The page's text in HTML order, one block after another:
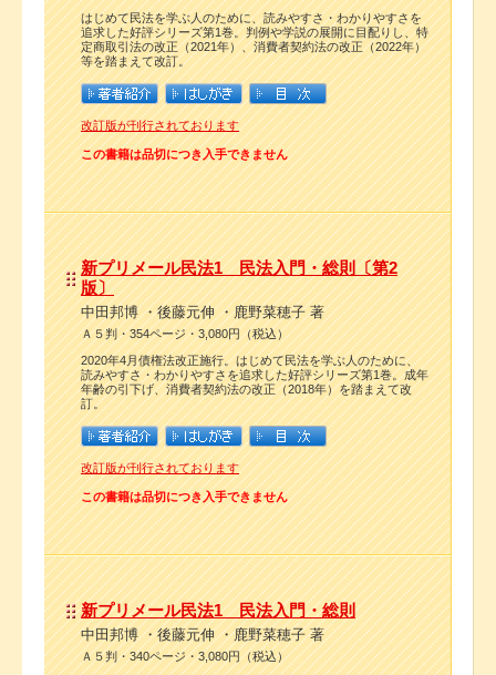
はじめて民法を学ぶ人のために、読みやすさ・わかりやすさを
追求した好評シリーズ第1巻。判例や学説の展開に目配りし、特
定商取引法の改正（2021年）、消費者契約法の改正（2022年）
等を踏まえて改訂。
改訂版が刊行されております
この書籍は品切につき入手できません
新プリメール民法1 民法入門・総則〔第2
版〕
中田邦博 ・後藤元伸 ・鹿野菜穂子 著
Ａ５判・354ページ・3,080円（税込）
2020年4月債権法改正施行。はじめて民法を学ぶ人のために、
読みやすさ・わかりやすさを追求した好評シリーズ第1巻。成年
年齢の引下げ、消費者契約法の改正（2018年）を踏まえて改
訂。
改訂版が刊行されております
この書籍は品切につき入手できません
新プリメール民法1 民法入門・総則
中田邦博 ・後藤元伸 ・鹿野菜穂子 著
Ａ５判・340ページ・3,080円（税込）